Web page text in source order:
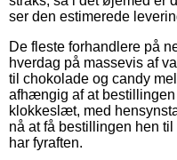
ser den estimerede
De fleste forhandlere på
hverdag på massevis af
til chokolade og candy
afhængig af at
klokkeslæt, med
nå at få bestillingen hen
har fyraften.